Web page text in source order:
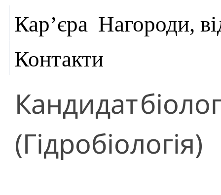
Кар’єра Нагороди,
Контакти
Кандидат
(Гідробіологія)